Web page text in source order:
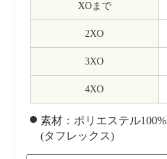
XOまで
2XO
3XO
4XO
素材：ポリエステル100%
(タフレックス)